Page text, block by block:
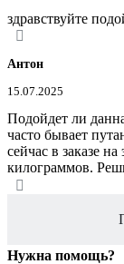
здравствуйте
Антон
15.07.2025
Подойдет ли
часто бывает
сейчас в заказе
килограммов.
Нужна помощь?